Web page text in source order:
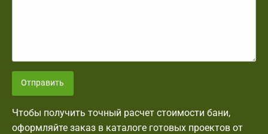
Отправить
Чтобы получить точный расчет стоимости бани,
оформляйте заказ в каталоге готовых проектов от